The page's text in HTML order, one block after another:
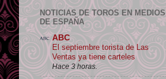
NOTICIAS DE TOROS EN MEDIOS
DE ESPAÑA
ABC
El septiembre torista de Las
Ventas ya tiene carteles
Hace 3 horas.